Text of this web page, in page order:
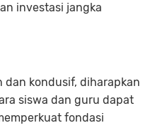
investasi jangka
dan kondusif, diharapkan
siswa dan guru dapat
fondasi